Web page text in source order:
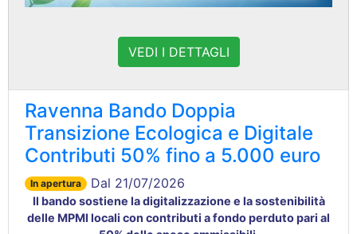
VEDI I DETTAGLI
Ravenna Bando Doppia
Transizione Ecologica e Digitale
Contributi 50% fino a 5.000 euro
In apertura Dal 21/07/2026
Il bando sostiene la digitalizzazione e la sostenibilità
delle MPMI locali con contributi a fondo perduto pari al